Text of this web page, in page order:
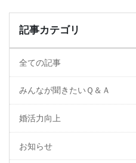
記事カテゴリ
全ての記事
みんなが聞きたいＱ＆Ａ
婚活力向上
お知らせ